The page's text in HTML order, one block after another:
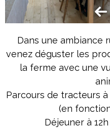
Dans une ambiance
venez déguster les
la ferme avec une
Parcours de tracteurs
(en
Déjeuner à